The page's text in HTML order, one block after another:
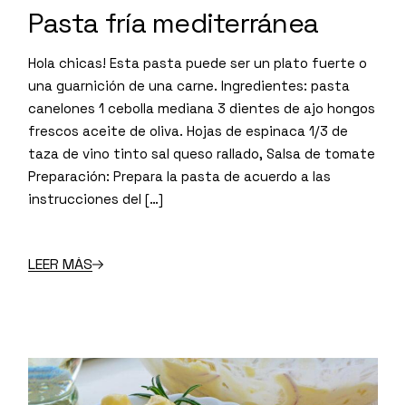
Pasta fría mediterránea
Hola chicas! Esta pasta puede ser un plato fuerte o
una guarnición de una carne. Ingredientes: pasta
canelones 1 cebolla mediana 3 dientes de ajo hongos
frescos aceite de oliva. Hojas de espinaca 1/3 de
taza de vino tinto sal queso rallado, Salsa de tomate
Preparación: Prepara la pasta de acuerdo a las
instrucciones del […]
LEER MÁS